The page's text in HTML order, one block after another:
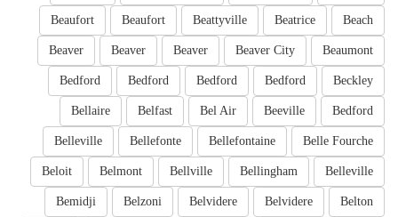
Beach
Beatrice
Beattyville
Beaufort
Beaufort
Beaumont
Beaver City
Beaver
Beaver
Beaver
Beckley
Bedford
Bedford
Bedford
Bedford
Bedford
Beeville
Bel Air
Belfast
Bellaire
Belle Fourche
Bellefontaine
Bellefonte
Belleville
Belleville
Bellingham
Bellville
Belmont
Beloit
Belton
Belvidere
Belvidere
Belzoni
Bemidji